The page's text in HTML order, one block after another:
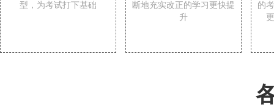
型，为考试打下基础
断地充实改正的学习更快提
升
的